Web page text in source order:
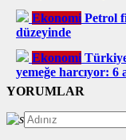
Ekonomi Petrol
düzeyinde
Ekonomi
yemeğe harcıyor:
YORUMLAR